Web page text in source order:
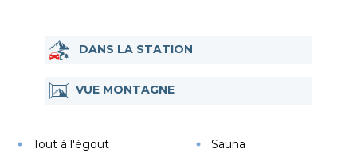
DANS LA STATION
VUE MONTAGNE
Tout à l'égout
Sauna